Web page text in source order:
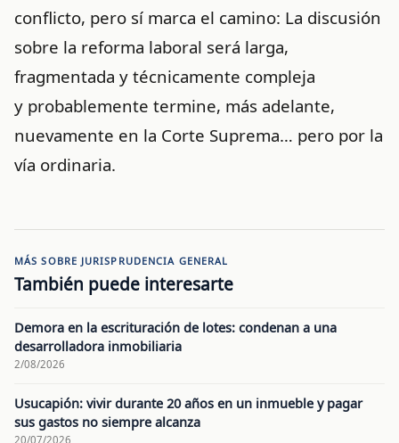
conflicto, pero sí marca el camino: La discusión
sobre la reforma laboral será larga,
fragmentada y técnicamente compleja
y probablemente termine, más adelante,
nuevamente en la Corte Suprema… pero por la
vía ordinaria.
MÁS SOBRE JURISPRUDENCIA GENERAL
También puede interesarte
Demora en la escrituración de lotes: condenan a una
desarrolladora inmobiliaria
2/08/2026
Usucapión: vivir durante 20 años en un inmueble y pagar
sus gastos no siempre alcanza
20/07/2026